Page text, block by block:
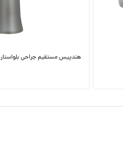
هندپیس مستقیم جراحی بلواستار BlueStar